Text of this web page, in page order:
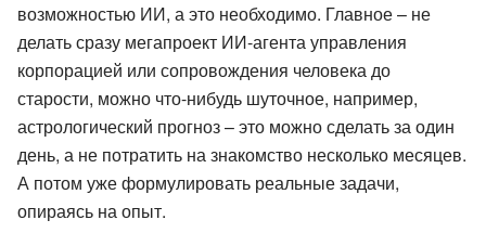
возможностью ИИ, а это необходимо. Главное – не
делать сразу мегапроект ИИ-агента управления
корпорацией или сопровождения человека до
старости, можно что-нибудь шуточное, например,
астрологический прогноз – это можно сделать за один
день, а не потратить на знакомство несколько месяцев.
А потом уже формулировать реальные задачи,
опираясь на опыт.